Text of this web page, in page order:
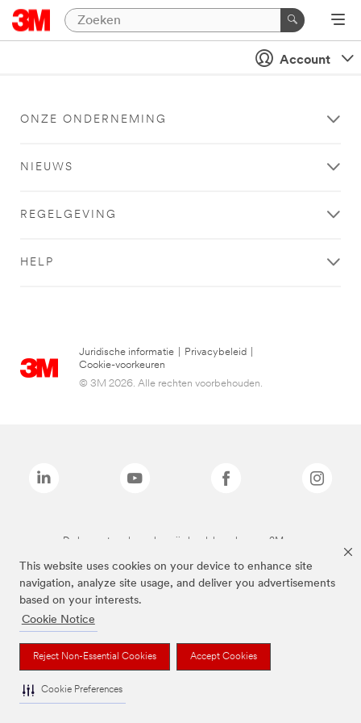
This website uses cookies on your device to enhance site
navigation, analyze site usage, and deliver you advertisements
based on your interests.
Cookie Notice
Reject Non-Essential Cookies Accept Cookies
Cookie Preferences
Account
ONZE ONDERNEMING
NIEUWS
REGELGEVING
HELP
Juridische informatie Privacybeleid
Cookie-voorkeuren
© 3M 2026. Alle rechten voorbehouden.
De bovenstaande merken zijn handelsmerken van 3M.we